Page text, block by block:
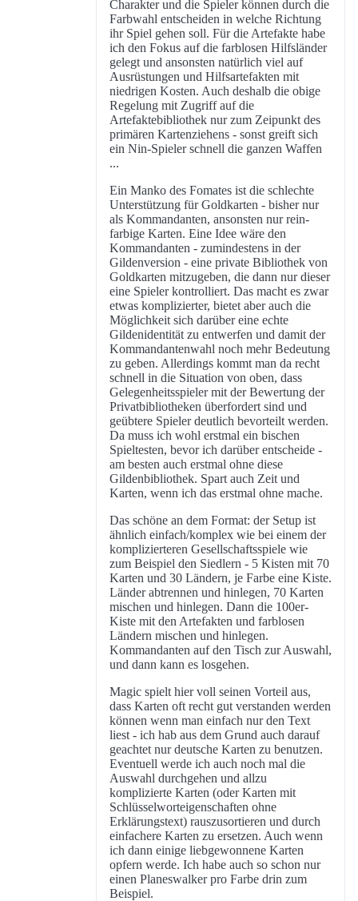
Charakter und die Spieler können durch die
Farbwahl entscheiden in welche Richtung
ihr Spiel gehen soll. Für die Artefakte habe
ich den Fokus auf die farblosen Hilfsländer
gelegt und ansonsten natürlich viel auf
Ausrüstungen und Hilfsartefakten mit
niedrigen Kosten. Auch deshalb die obige
Regelung mit Zugriff auf die
Artefaktebibliothek nur zum Zeipunkt des
primären Kartenziehens - sonst greift sich
ein Nin-Spieler schnell die ganzen Waffen
...
Ein Manko des Fomates ist die schlechte
Unterstützung für Goldkarten - bisher nur
als Kommandanten, ansonsten nur rein-
farbige Karten. Eine Idee wäre den
Kommandanten - zumindestens in der
Gildenversion - eine private Bibliothek von
Goldkarten mitzugeben, die dann nur dieser
eine Spieler kontrolliert. Das macht es zwar
etwas komplizierter, bietet aber auch die
Möglichkeit sich darüber eine echte
Gildenidentität zu entwerfen und damit der
Kommandantenwahl noch mehr Bedeutung
zu geben. Allerdings kommt man da recht
schnell in die Situation von oben, dass
Gelegenheitsspieler mit der Bewertung der
Privatbibliotheken überfordert sind und
geübtere Spieler deutlich bevorteilt werden.
Da muss ich wohl erstmal ein bischen
Spieltesten, bevor ich darüber entscheide -
am besten auch erstmal ohne diese
Gildenbibliothek. Spart auch Zeit und
Karten, wenn ich das erstmal ohne mache.
Das schöne an dem Format: der Setup ist
ähnlich einfach/komplex wie bei einem der
komplizierteren Gesellschaftsspiele wie
zum Beispiel den Siedlern - 5 Kisten mit 70
Karten und 30 Ländern, je Farbe eine Kiste.
Länder abtrennen und hinlegen, 70 Karten
mischen und hinlegen. Dann die 100er-
Kiste mit den Artefakten und farblosen
Ländern mischen und hinlegen.
Kommandanten auf den Tisch zur Auswahl,
und dann kann es losgehen.
Magic spielt hier voll seinen Vorteil aus,
dass Karten oft recht gut verstanden werden
können wenn man einfach nur den Text
liest - ich hab aus dem Grund auch darauf
geachtet nur deutsche Karten zu benutzen.
Eventuell werde ich auch noch mal die
Auswahl durchgehen und allzu
komplizierte Karten (oder Karten mit
Schlüsselworteigenschaften ohne
Erklärungstext) rauszusortieren und durch
einfachere Karten zu ersetzen. Auch wenn
ich dann einige liebgewonnene Karten
opfern werde. Ich habe auch so schon nur
einen Planeswalker pro Farbe drin zum
Beispiel.